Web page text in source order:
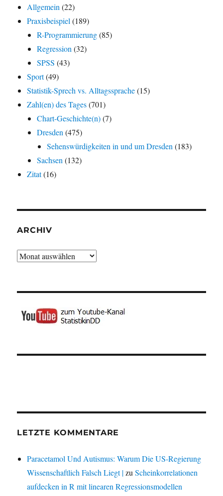
Allgemein (22)
Praxisbeispiel (189)
R-Programmierung(85)
Regression (32)
SPSS (43)
Sport(49)
Statistik-Sprech vs. Alltagssprache(15)
Zahl(en) des Tages(701)
Chart-Geschichte(n)(7)
Dresden (475)
Sehenswürdigkeiten in und um Dresden (183)
Sachsen (132)
Zitat(16)
ARCHIV
Archiv
LETZTE KOMMENTARE
Paracetamol Und Autismus: Warum Die US-Regierung
Wissenschaftlich Falsch Liegt |zuScheinkorrelationen
aufdecken in R mit linearen Regressionsmodellen